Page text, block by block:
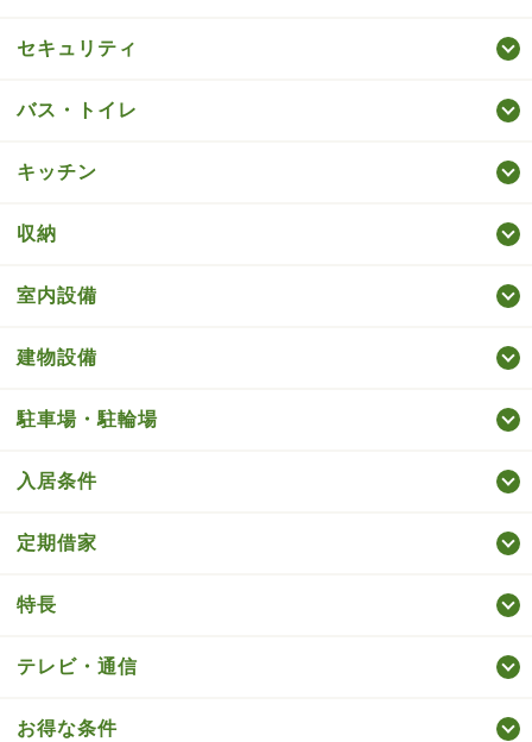
セキュリティ
バス・トイレ
キッチン
収納
室内設備
建物設備
駐車場・駐輪場
入居条件
定期借家
特長
テレビ・通信
お得な条件